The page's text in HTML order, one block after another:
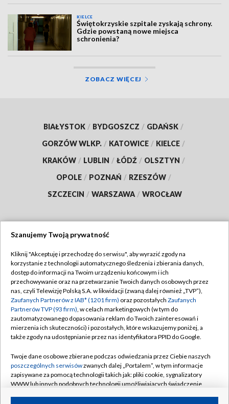
KIELCE
Świętokrzyskie szpitale zyskają schrony.
Gdzie powstaną nowe miejsca
schronienia?
ZOBACZ WIĘCEJ
BIAŁYSTOK / BYDGOSZCZ / GDAŃSK /
GORZÓW WLKP. / KATOWICE / KIELCE /
KRAKÓW / LUBLIN / ŁÓDŹ / OLSZTYN /
OPOLE / POZNAŃ / RZESZÓW /
SZCZECIN / WARSZAWA / WROCŁAW
TVP
Abonament TVP
Emisja w TVP
Centrum informacji TVP
Naziemna Telewizja Cyfrowa
Rada Programowa
System NOS
Informacje o nadawcy
Regulamin TVP
Polityka prywatności
Moje zgody
Pomoc
Kontakt
Kanały
Szanujemy Twoją prywatność
Kliknij "Akceptuję i przechodzę do serwisu", aby wyrazić zgody na
korzystanie z technologii automatycznego śledzenia i zbierania danych,
dostęp do informacji na Twoim urządzeniu końcowym i ich
przechowywanie oraz na przetwarzanie Twoich danych osobowych przez
nas, czyli Telewizję Polską S.A. w likwidacji (zwaną dalej również „TVP”),
Zaufanych Partnerów z IAB* (1201 firm) oraz pozostałych Zaufanych
Partnerów TVP (93 firm), w celach marketingowych (w tym do
zautomatyzowanego dopasowania reklam do Twoich zainteresowań i
mierzenia ich skuteczności) i pozostałych, które wskazujemy poniżej, a
także zgody na udostępnianie przez nas identyfikatora PPID do Google.
Twoje dane osobowe zbierane podczas odwiedzania przez Ciebie naszych
poszczególnych serwisówzwanych dalej „Portalem”, w tym informacje
zapisywane za pomocą technologii takich jak: pliki cookie, sygnalizatory
WWW lub innych podobnych technologii umożliwiających świadczenie